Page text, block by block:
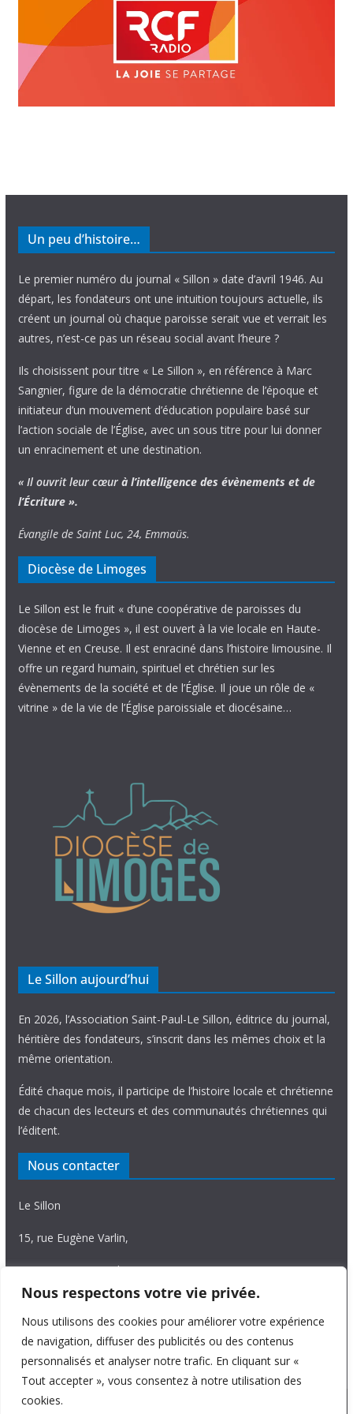
Nous respectons votre vie privée.
Nous utilisons des cookies pour améliorer votre expérience
de navigation, diffuser des publicités ou des contenus
personnalisés et analyser notre trafic. En cliquant sur «
Tout accepter », vous consentez à notre utilisation des
cookies.
Un peu d’histoire…
Le premier numéro du journal « Sillon » date d’avril 1946. Au
départ, les fondateurs ont une intuition toujours actuelle, ils
créent un journal où chaque paroisse serait vue et verrait les
autres, n’est-ce pas un réseau social avant l’heure ?
Ils choisissent pour titre « Le Sillon », en référence à Marc
Sangnier, figure de la démocratie chrétienne de l’époque et
initiateur d’un mouvement d’éducation populaire basé sur
l’action sociale de l’Église, avec un sous titre pour lui donner
un enracinement et une destination.
« Il ouvrit leur cœur à l’intelligence des évènements et de
l’Écriture ».
Évangile de Saint Luc, 24, Emmaüs.
Diocèse de Limoges
Le Sillon est le fruit « d’une coopérative de paroisses du
diocèse de Limoges », il est ouvert à la vie locale en Haute-
Vienne et en Creuse. Il est enraciné dans l’histoire limousine. Il
offre un regard humain, spirituel et chrétien sur les
évènements de la société et de l’Église. Il joue un rôle de «
vitrine » de la vie de l’Église paroissiale et diocésaine…
Le Sillon aujourd’hui
En 2026, l’Association Saint-Paul-Le Sillon, éditrice du journal,
héritière des fondateurs, s’inscrit dans les mêmes choix et la
même orientation.
Édité chaque mois, il participe de l’histoire locale et chrétienne
de chacun des lecteurs et des communautés chrétiennes qui
l’éditent.
Nous contacter
Le Sillon
15, rue Eugène Varlin,
87036 Limoges Cedex.
Tél. 05 55 06 14 15
Nous écrire